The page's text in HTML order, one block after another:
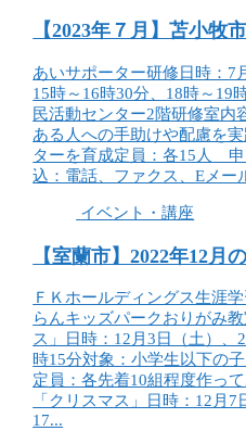
【2023年７月】苫小牧
あいサポーター研修日時：7
15時～16時30分、18時～19
民活動センター2階研修室内
ある人への手助けや配慮を
ターを育成定員：各15人 申
込：電話、ファクス、Eメー
イベント・講座
【室蘭市】2022年12月
ＦＫホールディングス生涯
らんキッズパークおりがみ
ス」日時：12月3日（土）、
時15分対象：小学生以下の
定員：各先着10組程度作って
「クリスマス」日時：12月7
17...